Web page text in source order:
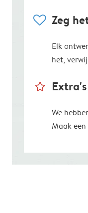
heart Zeg
Elk
het,
star_outline
We
Maak